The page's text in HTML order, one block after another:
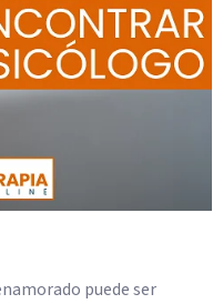
puede ser